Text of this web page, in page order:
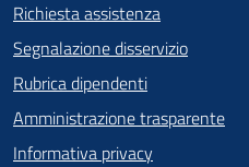
Richiesta assistenza
Segnalazione disservizio
Rubrica dipendenti
Amministrazione trasparente
Informativa privacy